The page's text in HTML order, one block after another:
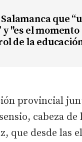
que
"es el
de la
provincial
cabeza de
que desde las